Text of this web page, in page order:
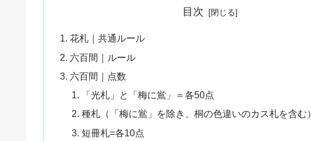
目次
花札｜共通ルール
六百間｜ルール
六百間｜点数
「光札」と「梅に鴬」＝各50点
種札（「梅に鴬」を除き、桐の色違いのカス札を含む
短冊札=各10点